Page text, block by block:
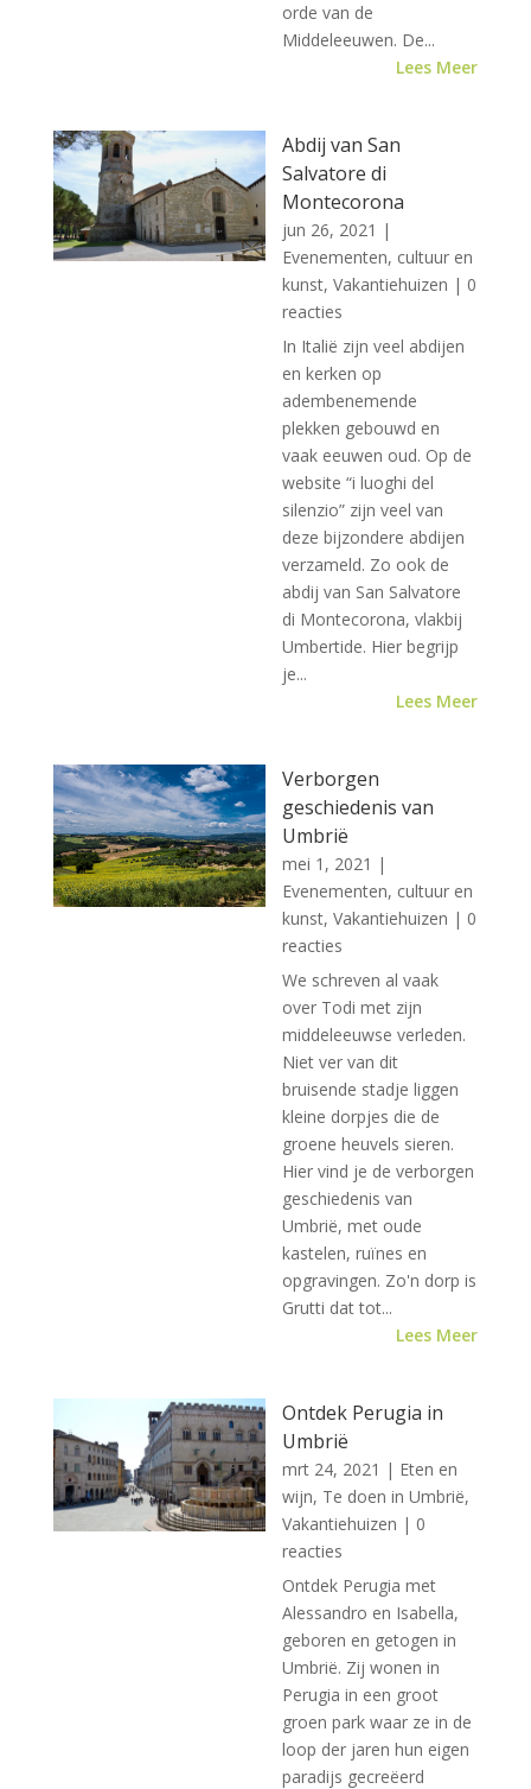
orde van de
Middeleeuwen. De...
Lees Meer
Abdij van San
Salvatore di
Montecorona
jun 26, 2021 |
Evenementen, cultuur en
kunst,Vakantiehuizen | 0
reacties
In Italië zijn veel abdijen
en kerken op
adembenemende
plekken gebouwd en
vaak eeuwen oud. Op de
website “i luoghi del
silenzio” zijn veel van
deze bijzondere abdijen
verzameld. Zo ook de
abdij van San Salvatore
di Montecorona, vlakbij
Umbertide. Hier begrijp
je...
Lees Meer
Verborgen
geschiedenis van
Umbrië
mei 1, 2021 |
Evenementen, cultuur en
kunst,Vakantiehuizen | 0
reacties
We schreven al vaak
over Todi met zijn
middeleeuwse verleden.
Niet ver van dit
bruisende stadje liggen
kleine dorpjes die de
groene heuvels sieren.
Hier vind je de verborgen
geschiedenis van
Umbrië, met oude
kastelen, ruïnes en
opgravingen. Zo'n dorp is
Grutti dat tot...
Lees Meer
Ontdek Perugia in
Umbrië
mrt 24, 2021 | Eten en
wijn, Te doen in Umbrië,
Vakantiehuizen | 0
reacties
Ontdek Perugia met
Alessandro en Isabella,
geboren en getogen in
Umbrië. Zij wonen in
Perugia in een groot
groen park waar ze in de
loop der jaren hun eigen
paradijs gecreëerd